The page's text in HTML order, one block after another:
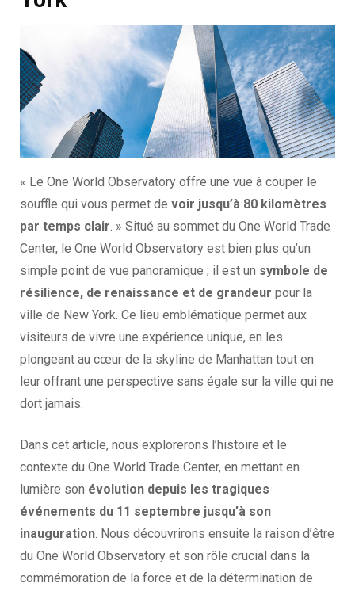
« Le One World Observatory offre une vue à couper le
souffle qui vous permet de voir jusqu’à 80 kilomètres
par temps clair . » Situé au sommet du One World Trade
Center, le One World Observatory est bien plus qu’un
simple point de vue panoramique ; il est un symbole de
résilience, de renaissance et de grandeur pour la
ville de New York. Ce lieu emblématique permet aux
visiteurs de vivre une expérience unique, en les
plongeant au cœur de la skyline de Manhattan tout en
leur offrant une perspective sans égale sur la ville qui ne
dort jamais.
Dans cet article, nous explorerons l’histoire et le
contexte du One World Trade Center, en mettant en
lumière son évolution depuis les tragiques
événements du 11 septembre jusqu’à son
inauguration . Nous découvrirons ensuite la raison d’être
du One World Observatory et son rôle crucial dans la
commémoration de la force et de la détermination de